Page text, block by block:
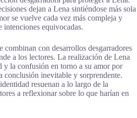
dejan a Lena sintiéndose más sola
se vuelve cada vez más compleja y
intenciones equivocadas.
combinan con desarrollos desgarradores
a los lectores. La realización de Lena
y la confusión en torno a su amor por
conclusión inevitable y sorprendente.
resuenan a lo largo de la
a reflexionar sobre lo que harían en